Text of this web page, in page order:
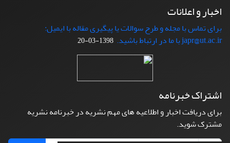
اخبار و اعلانات
برای تماس با مجله و طرح سوالات یا پیگیری مقاله با ایمیل:
japr@ut.ac.ir با ما در ارتباط باشید.
1398-03-20
اشتراک خبرنامه
برای دریافت اخبار و اطلاعیه های مهم نشریه در خبرنامه نشریه
مشترک شوید.